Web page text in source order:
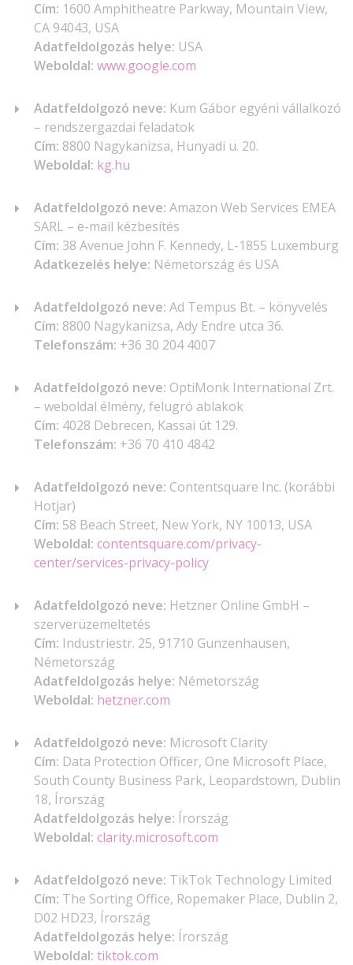
Cím: 1600 Amphitheatre Parkway, Mountain View,
CA 94043, USA
Adatfeldolgozás helye: USA
Weboldal: www.google.com
Adatfeldolgozó neve: Kum Gábor egyéni vállalkozó
– rendszergazdai feladatok
Cím: 8800 Nagykanizsa, Hunyadi u. 20.
Weboldal: kg.hu
Adatfeldolgozó neve: Amazon Web Services EMEA
SARL – e-mail kézbesítés
Cím: 38 Avenue John F. Kennedy, L-1855 Luxemburg
Adatkezelés helye: Németország és USA
Adatfeldolgozó neve: Ad Tempus Bt. – könyvelés
Cím: 8800 Nagykanizsa, Ady Endre utca 36.
Telefonszám: +36 30 204 4007
Adatfeldolgozó neve: OptiMonk International Zrt.
– weboldal élmény, felugró ablakok
Cím: 4028 Debrecen, Kassai út 129.
Telefonszám: +36 70 410 4842
Adatfeldolgozó neve: Contentsquare Inc. (korábbi
Hotjar)
Cím: 58 Beach Street, New York, NY 10013, USA
Weboldal: contentsquare.com/privacy-
center/services-privacy-policy
Adatfeldolgozó neve: Hetzner Online GmbH –
szerverüzemeltetés
Cím: Industriestr. 25, 91710 Gunzenhausen,
Németország
Adatfeldolgozás helye: Németország
Weboldal: hetzner.com
Adatfeldolgozó neve: Microsoft Clarity
Cím: Data Protection Officer, One Microsoft Place,
South County Business Park, Leopardstown, Dublin
18, Írország
Adatfeldolgozás helye: Írország
Weboldal: clarity.microsoft.com
Adatfeldolgozó neve: TikTok Technology Limited
Cím: The Sorting Office, Ropemaker Place, Dublin 2,
D02 HD23, Írország
Adatfeldolgozás helye: Írország
Weboldal: tiktok.com